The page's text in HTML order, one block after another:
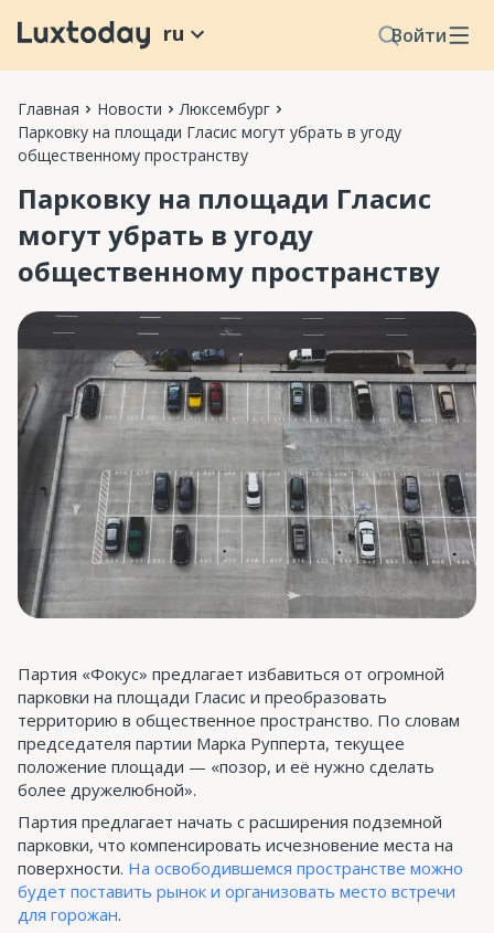
Войти
ru
Главная Новости
Люксембург
Парковку на площади Гласис могут убрать в угоду
общественному пространству
Парковку на площади Гласис
могут убрать в угоду
общественному пространству
Партия «Фокус» предлагает избавиться от огромной
парковки на площади Гласис и преобразовать
территорию в общественное пространство. По словам
председателя партии Марка Рупперта, текущее
положение площади — «позор, и её нужно сделать
более дружелюбной».
Партия предлагает начать с расширения подземной
парковки, что компенсировать исчезновение места на
поверхности. На освободившемся пространстве можно
будет поставить рынок и организовать место встречи
для горожан.